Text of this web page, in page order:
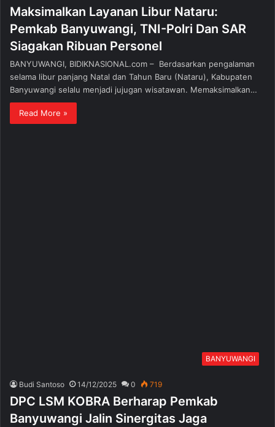
Maksimalkan Layanan Libur Nataru:
Pemkab Banyuwangi, TNI-Polri Dan SAR
Siagakan Ribuan Personel
BANYUWANGI, BIDIKNASIONAL.com – Berdasarkan pengalaman
selama libur panjang Natal dan Tahun Baru (Nataru), Kabupaten
Banyuwangi selalu menjadi jujugan wisatawan. Memaksimalkan…
Read More »
BANYUWANGI
Budi Santoso 14/12/2025 0 719
DPC LSM KOBRA Berharap Pemkab
Banyuwangi Jalin Sinergitas Jaga